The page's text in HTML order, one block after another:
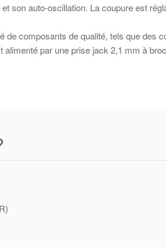
son auto-oscillation. La coupure est
composants de qualité, tels que des
par une prise jack 2,1 mm à